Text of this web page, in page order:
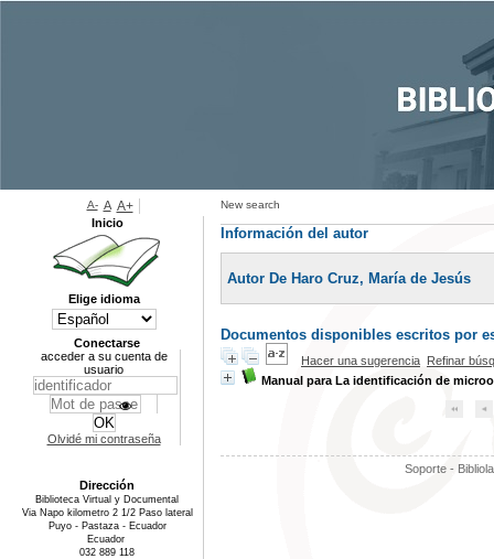
New search
Información del autor
Autor De Haro Cruz, María de Jesús
Documentos disponibles escritos por
Hacer una sugerencia Refinar
Manual para La identificación de
Soporte -
A- A A+
Inicio
Elige idioma
Conectarse
acceder a su cuenta de
usuario
Olvidé mi contraseña
Dirección
Biblioteca Virtual y Documental
Via Napo kilometro 2 1/2 Paso lateral
Puyo - Pastaza - Ecuador
Ecuador
032 889 118